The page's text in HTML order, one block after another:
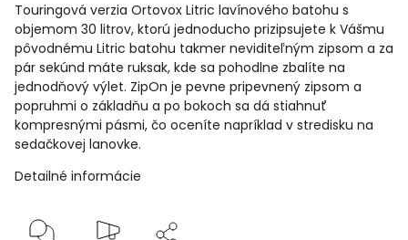
Touringová verzia Ortovox Litric lavínového batohu s
objemom 30 litrov, ktorú jednoducho prizipsujete k Vášmu
pôvodnému Litric batohu takmer neviditeľným zipsom a za
pár sekúnd máte ruksak, kde sa pohodlne zbalíte na
jednodňový výlet. ZipOn je pevne pripevnený zipsom a
popruhmi o základňu a po bokoch sa dá stiahnuť
kompresnými pásmi, čo oceníte napríklad v stredisku na
sedačkovej lanovke.
Detailné informácie